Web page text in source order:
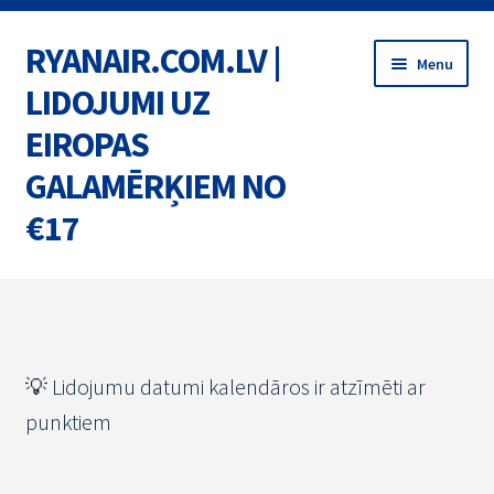
Skip
to
navigation
Skip
to
content
RYANAIR.COM.LV |
LIDOJUMI UZ
EIROPAS
GALAMĒRĶIEM NO
€17
Menu
MARŠRUTI
💡 Lidojumu datumi kalendāros ir atzīmēti ar
punktiem